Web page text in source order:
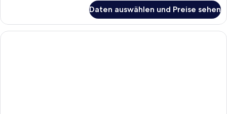
Daten auswählen und Preise sehen